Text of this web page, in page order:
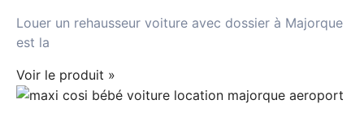
Louer un rehausseur voiture avec dossier à Majorque
est la
Voir le produit »